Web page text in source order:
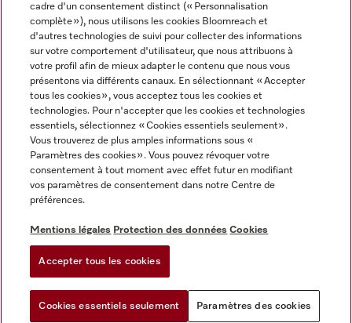
Mentions légales
CGV
Protection des données
Paramètres des cookies
Miele sur Youtube
cadre d'un consentement distinct (« Personnalisation
complète »), nous utilisons les cookies Bloomreach et
d'autres technologies de suivi pour collecter des informations
sur votre comportement d'utilisateur, que nous attribuons à
votre profil afin de mieux adapter le contenu que nous vous
présentons via différents canaux. En sélectionnant « Accepter
tous les cookies », vous acceptez tous les cookies et
technologies. Pour n'accepter que les cookies et technologies
essentiels, sélectionnez « Cookies essentiels seulement».
Vous trouverez de plus amples informations sous «
Paramètres des cookies ». Vous pouvez révoquer votre
consentement à tout moment avec effet futur en modifiant
vos paramètres de consentement dans notre Centre de
préférences.
Mentions légales Protection des données Cookies
Accepter tous les cookies
Cookies essentiels seulement Paramètres des cookies